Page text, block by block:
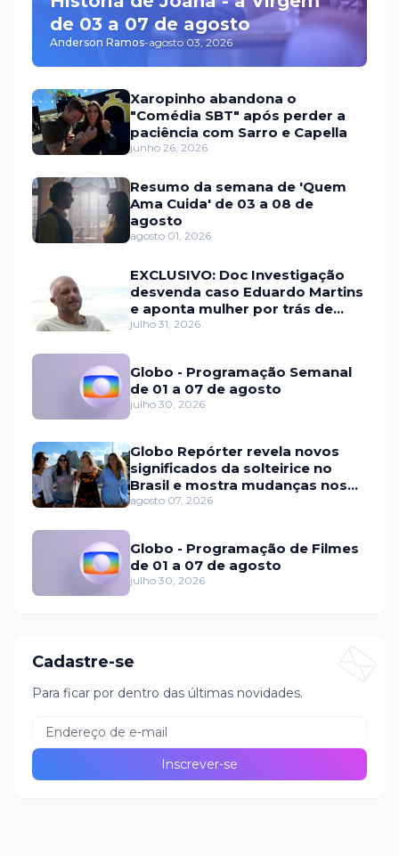
de 03 a 07 de agosto
Anderson Ramos-agosto 03, 2026
Xaropinho abandona o
"Comédia SBT" após perder a
paciência com Sarro e Capella
junho 26, 2026
Resumo da semana de 'Quem
Ama Cuida' de 03 a 08 de
agosto
agosto 01, 2026
EXCLUSIVO: Doc Investigação
desvenda caso Eduardo Martins
e aponta mulher por trás de
fraude internacional
julho 31, 2026
Globo - Programação Semanal
de 01 a 07 de agosto
julho 30, 2026
Globo Repórter revela novos
significados da solteirice no
Brasil e mostra mudanças nos
relacionamentos
agosto 07, 2026
Globo - Programação de Filmes
de 01 a 07 de agosto
julho 30, 2026
Cadastre-se
Para ficar por dentro das últimas novidades.